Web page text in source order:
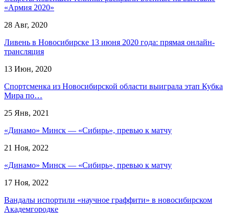
«Армия 2020»
28 Авг, 2020
Ливень в Новосибирске 13 июня 2020 года: прямая онлайн-
трансляция
13 Июн, 2020
Спортсменка из Новосибирской области выиграла этап Кубка
Мира по…
25 Янв, 2021
«Динамо» Минск — «Сибирь», превью к матчу
21 Ноя, 2022
«Динамо» Минск — «Сибирь», превью к матчу
17 Ноя, 2022
Вандалы испортили «научное граффити» в новосибирском
Академгородке